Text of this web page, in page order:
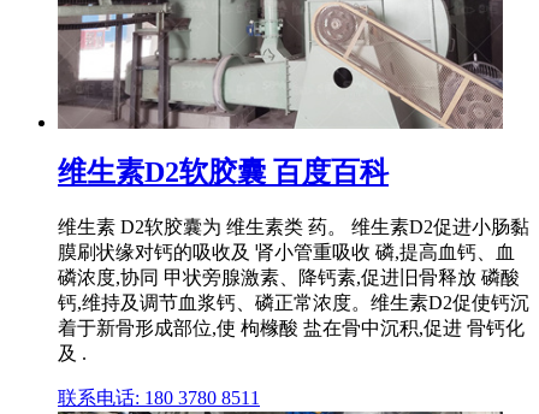
维生素D2软胶囊 百度百科
维生素 D2软胶囊为 维生素类 药。 维生素D2促进小肠黏
膜刷状缘对钙的吸收及 肾小管重吸收 磷,提高血钙、血
磷浓度,协同 甲状旁腺激素、降钙素,促进旧骨释放 磷酸
钙,维持及调节血浆钙、磷正常浓度。维生素D2促使钙沉
着于新骨形成部位,使 枸橼酸 盐在骨中沉积,促进 骨钙化
及 .
联系电话: 180 3780 8511